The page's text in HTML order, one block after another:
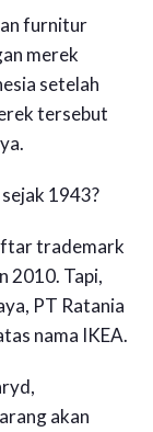
furnitur
merek
setelah
tersebut
1943?
trademark
2010. Tapi,
PT Ratania
nama IKEA.
akan